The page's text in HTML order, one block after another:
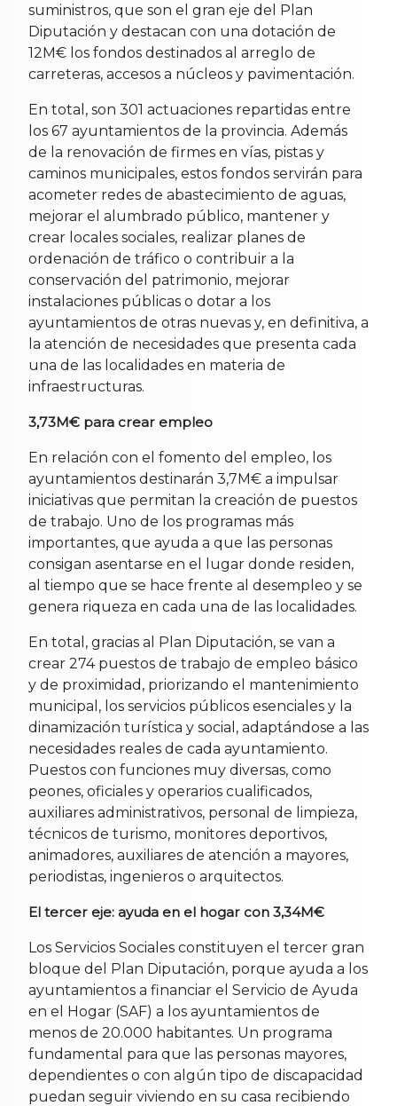
suministros, que son el gran eje del Plan
Diputación y destacan con una dotación de
12M€ los fondos destinados al arreglo de
carreteras, accesos a núcleos y pavimentación.
En total, son 301 actuaciones repartidas entre
los 67 ayuntamientos de la provincia. Además
de la renovación de firmes en vías, pistas y
caminos municipales, estos fondos servirán para
acometer redes de abastecimiento de aguas,
mejorar el alumbrado público, mantener y
crear locales sociales, realizar planes de
ordenación de tráfico o contribuir a la
conservación del patrimonio, mejorar
instalaciones públicas o dotar a los
ayuntamientos de otras nuevas y, en definitiva, a
la atención de necesidades que presenta cada
una de las localidades en materia de
infraestructuras.
3,73M€ para crear empleo
En relación con el fomento del empleo, los
ayuntamientos destinarán 3,7M€ a impulsar
iniciativas que permitan la creación de puestos
de trabajo. Uno de los programas más
importantes, que ayuda a que las personas
consigan asentarse en el lugar donde residen,
al tiempo que se hace frente al desempleo y se
genera riqueza en cada una de las localidades.
En total, gracias al Plan Diputación, se van a
crear 274 puestos de trabajo de empleo básico
y de proximidad, priorizando el mantenimiento
municipal, los servicios públicos esenciales y la
dinamización turística y social, adaptándose a las
necesidades reales de cada ayuntamiento.
Puestos con funciones muy diversas, como
peones, oficiales y operarios cualificados,
auxiliares administrativos, personal de limpieza,
técnicos de turismo, monitores deportivos,
animadores, auxiliares de atención a mayores,
periodistas, ingenieros o arquitectos.
El tercer eje: ayuda en el hogar con 3,34M€
Los Servicios Sociales constituyen el tercer gran
bloque del Plan Diputación, porque ayuda a los
ayuntamientos a financiar el Servicio de Ayuda
en el Hogar (SAF) a los ayuntamientos de
menos de 20.000 habitantes. Un programa
fundamental para que las personas mayores,
dependientes o con algún tipo de discapacidad
puedan seguir viviendo en su casa recibiendo